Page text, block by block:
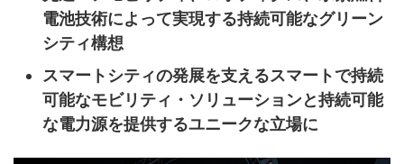
電池技術によって実現する持続可能なグリーン
シティ構想
スマートシティの発展を支えるスマートで持続
可能なモビリティ・ソリューションと持続可能
な電力源を提供するユニークな立場に